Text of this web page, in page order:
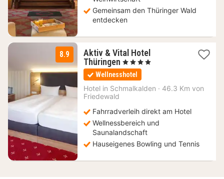
Gemeinsam den Thüringer Wald
entdecken
8.9
Aktiv & Vital Hotel
Thüringen 2
Nächte
ab
179
, 4 Sterne
Wellnesshotel
Hotel in Schmalkalden · 46.3 Km von
Friedewald
Fahrradverleih direkt am Hotel
Wellnessbereich und
Saunalandschaft
Hauseigenes Bowling und Tennis